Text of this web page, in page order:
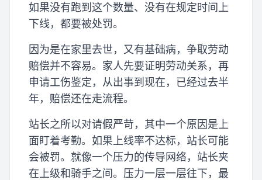
如果没有跑到这个数量、没有在规定时间上
下线，都要被处罚。
因为是在家里去世，又有基础病，争取劳动
赔偿并不容易。家人先要证明劳动关系，再
申请工伤鉴定，从出事到现在，已经过去半
年，赔偿还在走流程。
站长之所以对请假严苛，其中一个原因是上
面盯着考勤。如果上线率不达标，站长可能
会被罚。就像一个压力的传导网络，站长夹
在上级和骑手之间。压力一层一层往下，最